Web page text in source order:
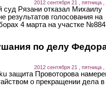
2012 сентября 21 , пятница ,
Рязани отказал Михаилу
результатов голосования на
4 марта на участке
по делу
2012 сентября 21 , пятница ,
защита Провоторова
о прекращении дела в